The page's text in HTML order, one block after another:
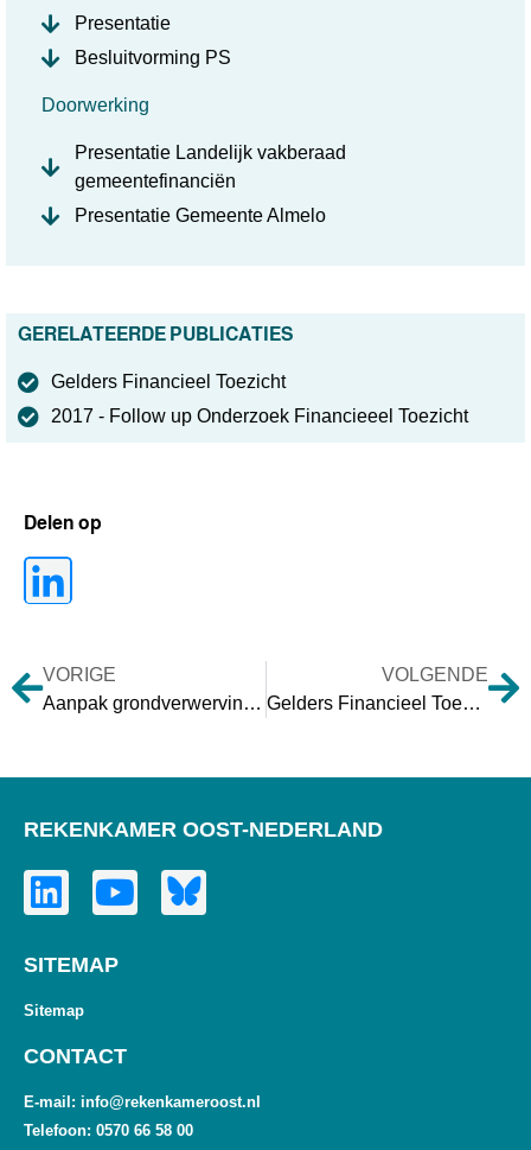
Presentatie
Besluitvorming PS
Doorwerking
Presentatie Landelijk vakberaad
gemeentefinanciën
Presentatie Gemeente Almelo
GERELATEERDE PUBLICATIES
Gelders Financieel Toezicht
2017 - Follow up Onderzoek Financieeel Toezicht
Delen op
VORIGE
Aanpak grondverwerving Gelderland
VOLGENDE
Gelders Financieel Toezicht
REKENKAMER OOST-NEDERLAND
SITEMAP
Sitemap
CONTACT
E-mail: info@rekenkameroost.nl
Telefoon: 0570 66 58 00